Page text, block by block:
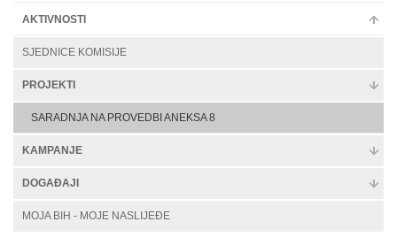
AKTIVNOSTI
SJEDNICE KOMISIJE
PROJEKTI
SARADNJA NA PROVEDBI ANEKSA 8
KAMPANJE
DOGAĐAJI
MOJA BIH - MOJE NASLIJEĐE